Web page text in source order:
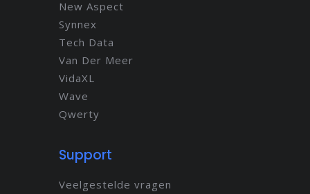
New Aspect
Synnex
Tech Data
Van Der Meer
VidaXL
Wave
Qwerty
Support
Veelgestelde vragen